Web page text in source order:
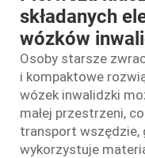
składanych
wózków
Osoby starsze
i kompaktowe
wózek inwalidzki
małej przestrzeni,
transport wszędzie,
wykorzystuje